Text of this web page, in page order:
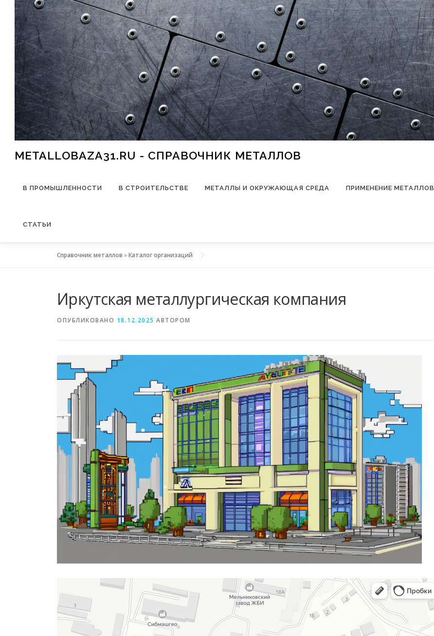
Перейти к содержимому
METALLOBAZA31.RU - СПРАВОЧНИК МЕТАЛЛОВ
В ПРОМЫШЛЕННОСТИ В СТРОИТЕЛЬСТВЕ МЕТАЛЛЫ И ОКРУЖАЮЩАЯ СРЕДА ПРИМЕНЕНИЕ МЕТАЛЛОВ
СТАТЬИ
Справочник металлов »Каталог организаций
Иркутская металлургическая компания
ОПУБЛИКОВАНО 18.12.2025 АВТОРОМ